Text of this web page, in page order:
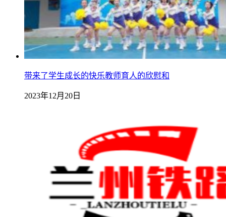
带来了学生成长的快乐教师育人的欣慰和
2023年12月20日